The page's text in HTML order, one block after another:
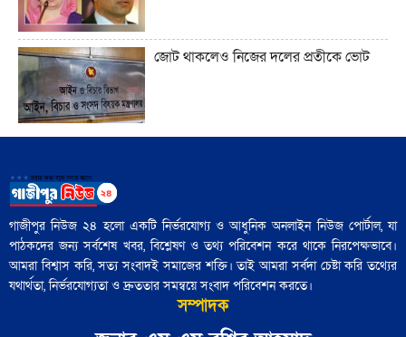
জোট থাকলেও নিজের দলের প্রতীকে ভোট
৪৮ হাজার পুলিশ সদস্য নির্বাচনী প্রশিক্ষণ
সম্পন্ন: পুলিশ সদর দপ্তর
গাজীপুর নিউজ ২৪ হলো একটি নির্ভরযোগ্য ও আধুনিক অনলাইন নিউজ পোর্টাল, যা
পাঠকদের জন্য সর্বশেষ খবর, বিশ্লেষণ ও তথ্য পরিবেশন করে থাকে নিরপেক্ষভাবে।
আমরা বিশ্বাস করি, সত্য সংবাদই সমাজের শক্তি। তাই আমরা সর্বদা চেষ্টা করি তথ্যের
যথার্থতা, নির্ভরযোগ্যতা ও দ্রুততার সমন্বয়ে সংবাদ পরিবেশন করতে।
সম্পাদক